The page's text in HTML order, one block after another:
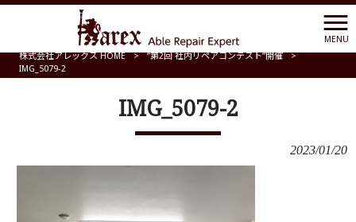
MENU
株式会社アレックス HOME
> ”第2回 社内リペアコンテスト”開催
>
IMG_5079-2
IMG_5079-2
2023/01/20